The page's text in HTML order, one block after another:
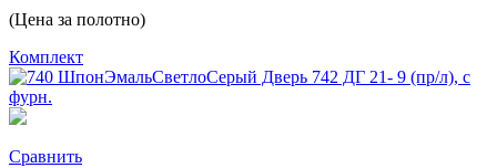
(Цена за полотно)
Комплект
Сравнить